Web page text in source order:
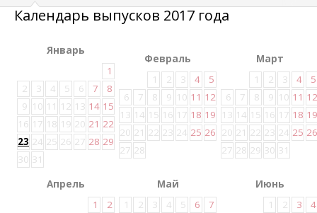
Календарь выпусков 2017 года
Январь
1
2
3 4 5 6 7
8
9 10 11 12 13 14 15
16 17 18 19 20 21 22
23 24 25 26 27 28 29
30 31
Февраль
1
2 3 4
5
6
7 8 9 10 11 12
13 14 15 16 17 18 19
20 21 22 23 24 25 26
27 28
Март
1
2 3 4
5
6
7 8 9 10 11 12
13 14 15 16 17 18 19
20 21 22 23 24 25 26
27 28 29 30 31
Апрель
1
2
Май
1
2 3 4 5 6
7
Июнь
1
2 3
4